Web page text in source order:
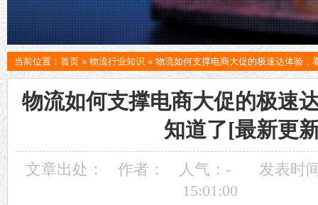
当前位置： 首页 » 物流行业知识 » 物流如何支撑电商大促的极速达体验，
物流如何支撑电商大促的极速
知道了[最新更
文章出处： 作者： 人气： -
发表时
15:01:00